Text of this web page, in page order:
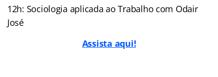
12h: Sociologia aplicada ao Trabalho com Odair
José
Assista aqui!